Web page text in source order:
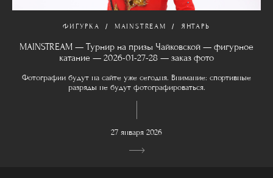
ФИГУРКА MAINSTREAM ЯНТАРЬ
MAINSTREAM — Турнир на призы Чайковской — фигурное
катание — 2026-01-27-28 — заказ фото
Фотографии будут на сайте уже сегодня. Внимание: спортивные
разряды не будут фотографироваться.
27 января 2026